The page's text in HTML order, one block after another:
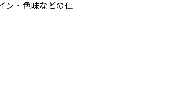
ン・色味などの仕